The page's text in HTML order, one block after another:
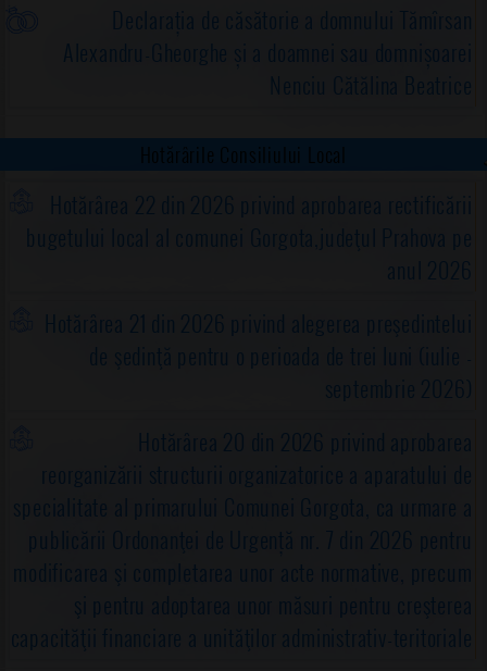
Declarația de căsătorie a domnului Tămîrsan
Alexandru-Gheorghe și a doamnei sau domnișoarei
Nenciu Cătălina Beatrice
Hotărârile Consiliului Local
Hotărârea 22 din 2026 privind aprobarea rectificării
bugetului local al comunei Gorgota,judeţul Prahova pe
anul 2026
Hotărârea 21 din 2026 privind alegerea preşedintelui
de şedinţă pentru o perioada de trei luni (iulie -
septembrie 2026)
Hotărârea 20 din 2026 privind aprobarea
reorganizării structurii organizatorice a aparatului de
specialitate al primarului Comunei Gorgota, ca urmare a
publicării Ordonanţei de Urgență nr. 7 din 2026 pentru
modificarea şi completarea unor acte normative, precum
şi pentru adoptarea unor măsuri pentru creşterea
capacităţii financiare a unităţilor administrativ-teritoriale